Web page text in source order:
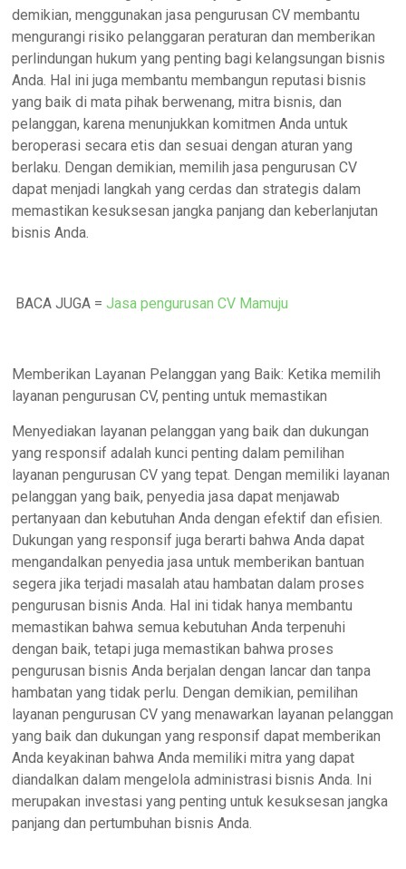
demikian, menggunakan jasa pengurusan CV membantu
mengurangi risiko pelanggaran peraturan dan memberikan
perlindungan hukum yang penting bagi kelangsungan bisnis
Anda. Hal ini juga membantu membangun reputasi bisnis
yang baik di mata pihak berwenang, mitra bisnis, dan
pelanggan, karena menunjukkan komitmen Anda untuk
beroperasi secara etis dan sesuai dengan aturan yang
berlaku. Dengan demikian, memilih jasa pengurusan CV
dapat menjadi langkah yang cerdas dan strategis dalam
memastikan kesuksesan jangka panjang dan keberlanjutan
bisnis Anda.
BACA JUGA =Jasa pengurusan CV Mamuju
Memberikan Layanan Pelanggan yang Baik: Ketika memilih
layanan pengurusan CV, penting untuk memastikan
Menyediakan layanan pelanggan yang baik dan dukungan
yang responsif adalah kunci penting dalam pemilihan
layanan pengurusan CV yang tepat. Dengan memiliki layanan
pelanggan yang baik, penyedia jasa dapat menjawab
pertanyaan dan kebutuhan Anda dengan efektif dan efisien.
Dukungan yang responsif juga berarti bahwa Anda dapat
mengandalkan penyedia jasa untuk memberikan bantuan
segera jika terjadi masalah atau hambatan dalam proses
pengurusan bisnis Anda. Hal ini tidak hanya membantu
memastikan bahwa semua kebutuhan Anda terpenuhi
dengan baik, tetapi juga memastikan bahwa proses
pengurusan bisnis Anda berjalan dengan lancar dan tanpa
hambatan yang tidak perlu. Dengan demikian, pemilihan
layanan pengurusan CV yang menawarkan layanan pelanggan
yang baik dan dukungan yang responsif dapat memberikan
Anda keyakinan bahwa Anda memiliki mitra yang dapat
diandalkan dalam mengelola administrasi bisnis Anda. Ini
merupakan investasi yang penting untuk kesuksesan jangka
panjang dan pertumbuhan bisnis Anda.